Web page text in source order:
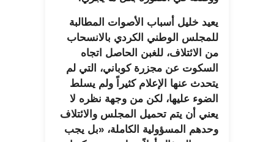
يعيد خليل أسباب الأصوات المطالبة
للمجلس الوطني الكردي بالانسحاب
من الائتلاف، للغبن الحاصل اتجاه
السكوت عن مجزرة كوباني، التي لم
يتحدث عنها الإعلام كثيراً ولم يسلط
الضوء عليها، لكن من وجهة نظره لا
يعني أن يتم تحميل المجلس والائتلاف
وحدهم المسؤولية الكاملة، «بل يجب